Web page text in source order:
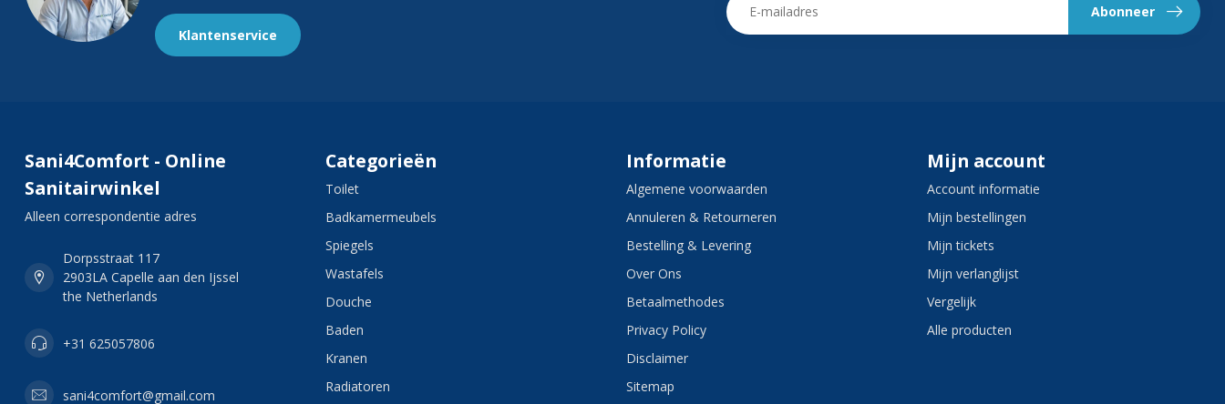
Klantenservice
Abonneer
Sani4Comfort - Online
Sanitairwinkel
Alleen correspondentie adres
Dorpsstraat 117
2903LA Capelle aan den Ijssel
the Netherlands
+31 625057806
sani4comfort@gmail.com
Categorieën
Toilet
Badkamermeubels
Spiegels
Wastafels
Douche
Baden
Kranen
Radiatoren
Informatie
Algemene voorwaarden
Annuleren & Retourneren
Bestelling & Levering
Over Ons
Betaalmethodes
Privacy Policy
Disclaimer
Sitemap
Mijn account
Account informatie
Mijn bestellingen
Mijn tickets
Mijn verlanglijst
Vergelijk
Alle producten